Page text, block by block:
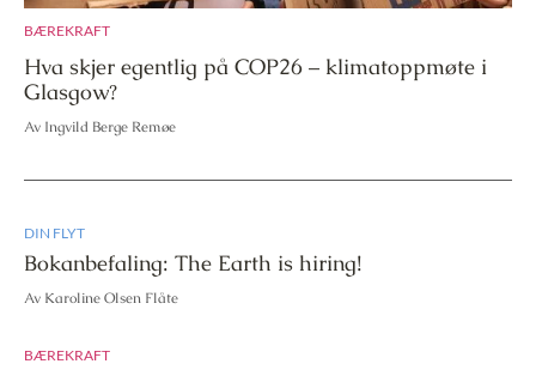
BÆREKRAFT
Hva skjer egentlig på COP26 – klimatoppmøte i
Glasgow?
Av Ingvild Berge Remøe
DIN FLYT
Bokanbefaling: The Earth is hiring!
Av Karoline Olsen Flåte
BÆREKRAFT